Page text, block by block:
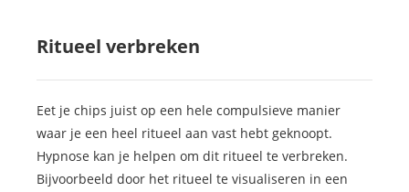
Ritueel verbreken
Eet je chips juist op een hele compulsieve manier
waar je een heel ritueel aan vast hebt geknoopt.
Hypnose kan je helpen om dit ritueel te verbreken.
Bijvoorbeeld door het ritueel te visualiseren in een